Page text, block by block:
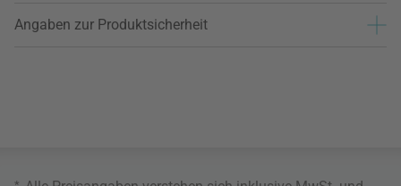
Angaben zur Produktsicherheit